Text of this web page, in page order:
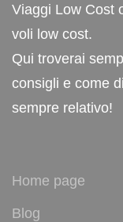
Viaggi Low Cost
voli low cost.
Qui troverai
consigli e come
sempre relativo!
Home page
Blog